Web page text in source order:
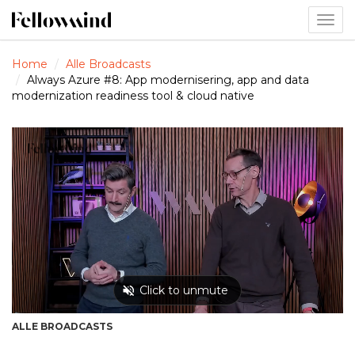
Home
Alle Broadcasts
Always Azure #8: App modernisering, app and data
modernization readiness tool & cloud native
ALLE BROADCASTS